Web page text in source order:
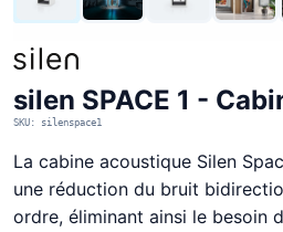
silen SPACE 1 -
SKU: silenspace1
La cabine acoustique Silen
une réduction du bruit
ordre, éliminant ainsi le besoin